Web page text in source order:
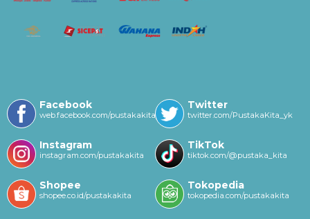
Facebook
web.facebook.com/pustakakitayk/
Twitter
twitter.com/PustakaKita_yk
Instagram
instagram.com/pustakakita
TikTok
tiktok.com/@pustaka_kita
Shopee
shopee.co.id/pustakakita
Tokopedia
tokopedia.com/pustakakita